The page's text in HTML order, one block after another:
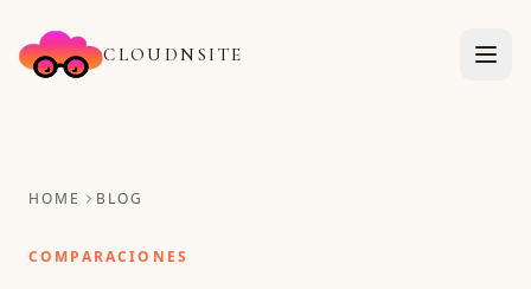
CLOUDNSITE
HOME BLOG
COMPARACIONES